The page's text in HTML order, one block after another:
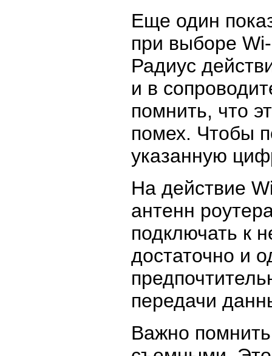
Еще один
при выборе
Радиус
и в
помнить, что
помех. Чтобы
указанную
На действие
антенн
подключать к
достаточно и
передачи
Важно